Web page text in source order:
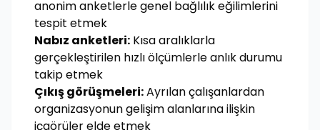
anonim anketlerle genel bağlılık eğilimlerini
tespit etmek
Nabız anketleri: Kısa aralıklarla
gerçekleştirilen hızlı ölçümlerle anlık durumu
takip etmek
Çıkış görüşmeleri:Ayrılan çalışanlardan
organizasyonun gelişim alanlarına ilişkin
içgörüler elde etmek